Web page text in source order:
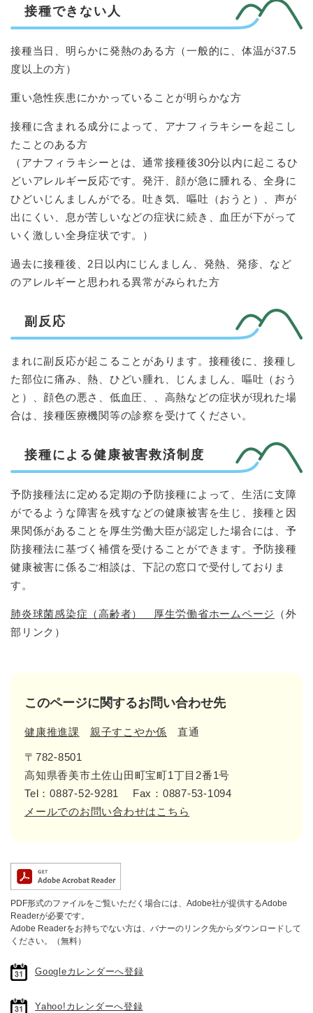
接種できない人
接種当日、明らかに発熱のある方（一般的に、体温が37.5
度以上の方）
重い急性疾患にかかっていることが明らかな方
接種に含まれる成分によって、アナフィラキシーを起こし
たことのある方
（アナフィラキシーとは、通常接種後30分以内に起こるひ
どいアレルギー反応です。発汗、顔が急に腫れる、全身に
ひどいじんましんがでる。吐き気、嘔吐（おうと）、声が
出にくい、息が苦しいなどの症状に続き、血圧が下がって
いく激しい全身症状です。）
過去に接種後、2日以内にじんましん、発熱、発疹、など
のアレルギーと思われる異常がみられた方
副反応
まれに副反応が起こることがあります。接種後に、接種し
た部位に痛み、熱、ひどい腫れ、じんましん、嘔吐（おう
と）、顔色の悪さ、低血圧、、高熱などの症状が現れた場
合は、接種医療機関等の診察を受けてください。
接種による健康被害救済制度
予防接種法に定める定期の予防接種によって、生活に支障
がでるような障害を残すなどの健康被害を生じ、接種と因
果関係があることを厚生労働大臣が認定した場合には、予
防接種法に基づく補償を受けることができます。予防接種
健康被害に係るご相談は、下記の窓口で受付しておりま
す。
肺炎球菌感染症（高齢者） 厚生労働省ホームページ
（外
部リンク）
このページに関するお問い合わせ先
健康推進課 親子すこやか係 直通
〒782-8501
高知県香美市土佐山田町宝町1丁目2番1号
Tel：0887-52-9281
Fax：0887-53-1094
メールでのお問い合わせはこちら
PDF形式のファイルをご覧いただく場合には、Adobe社が提供するAdobe
Readerが必要です。
Adobe Readerをお持ちでない方は、バナーのリンク先からダウンロードして
ください。（無料）
Googleカレンダーへ登録
Yahoo!カレンダーへ登録